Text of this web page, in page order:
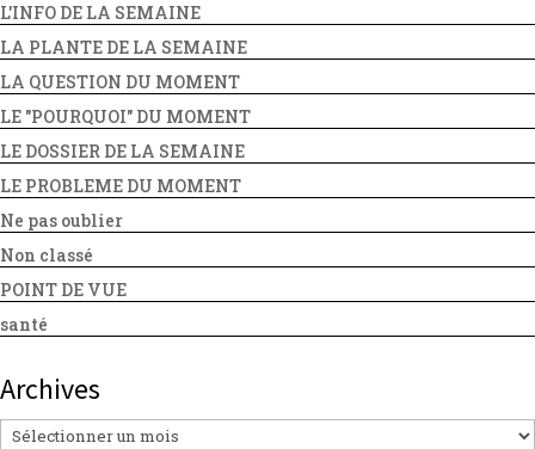
L'INFO DE LA SEMAINE
LA PLANTE DE LA SEMAINE
LA QUESTION DU MOMENT
LE "POURQUOI" DU MOMENT
LE DOSSIER DE LA SEMAINE
LE PROBLEME DU MOMENT
Ne pas oublier
Non classé
POINT DE VUE
santé
Archives
Archives